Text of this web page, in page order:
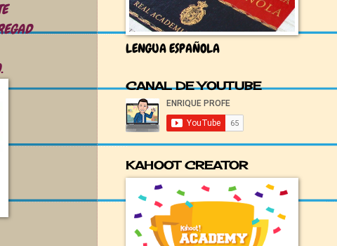
LENGUA ESPAÑOLA
CANAL DE YOUTUBE
KAHOOT CREATOR